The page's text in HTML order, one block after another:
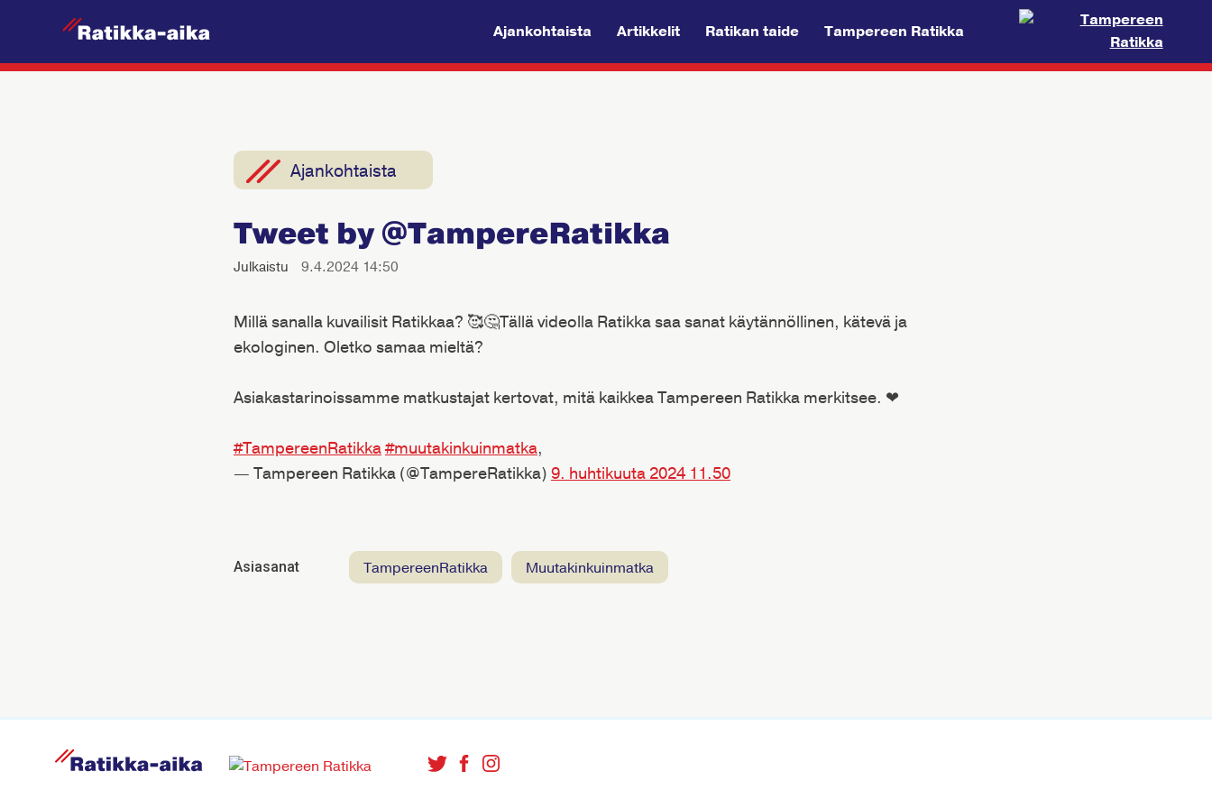
t
k
a
A
i
Ajankohtaista Artikkelit Ratikan taide Tampereen Ratikka
Ajankohtaista
Tweet by @TampereRatikka
Julkaistu 9.4.2024 14:50
Millä sanalla kuvailisit Ratikkaa? 🥰🤔Tällä videolla Ratikka saa sanat käytännöllinen, kätevä ja
ekologinen. Oletko samaa mieltä?
Asiakastarinoissamme matkustajat kertovat, mitä kaikkea Tampereen Ratikka merkitsee. ❤
#TampereenRatikka#muutakinkuinmatka,
— Tampereen Ratikka (@TampereRatikka) 9. huhtikuuta 2024 11.50
Asiasanat TampereenRatikka muutakinkuinmatka